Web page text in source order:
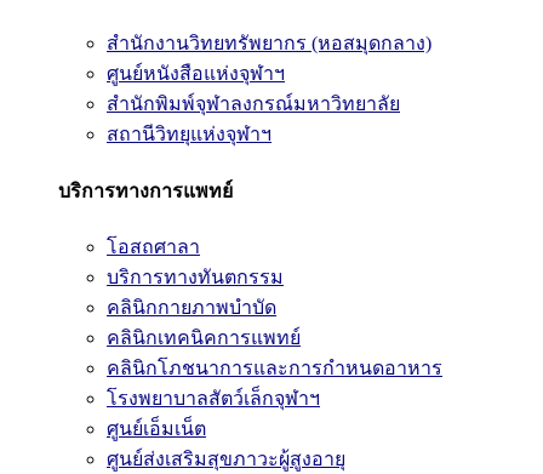
สำนักงานวิทยทรัพยากร (หอสมุดกลาง)
ศูนย์หนังสือแห่งจุฬาฯ
สำนักพิมพ์จุฬาลงกรณ์มหาวิทยาลัย
สถานีวิทยุแห่งจุฬาฯ
บริการทางการแพทย์
โอสถศาลา
บริการทางทันตกรรม
คลินิกกายภาพบำบัด
คลินิกเทคนิคการแพทย์
คลินิกโภชนาการและการกำหนดอาหาร
โรงพยาบาลสัตว์เล็กจุฬาฯ
ศูนย์เอ็มเน็ต
ศูนย์ส่งเสริมสุขภาวะผู้สูงอายุ